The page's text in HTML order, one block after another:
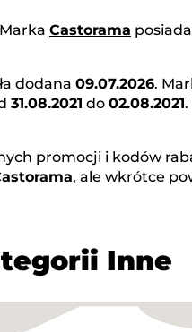
Castorama posiada
dodana 09.07.2026.
31.08.2021 do 02.08.2021.
promocji i kodów
, ale wkrótce
Inne